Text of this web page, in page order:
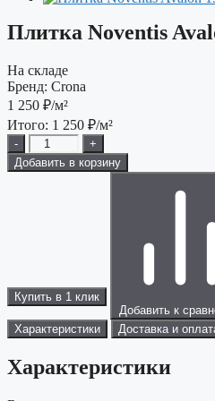
Плитка Noventis
На складе
Бренд: Crona
1 250 ₽/м²
Итого: 1 250 ₽/м²
-
+
Добавить в корзину
Купить в 1 клик
Добавить к
Характеристики
Доставка и
Характеристики